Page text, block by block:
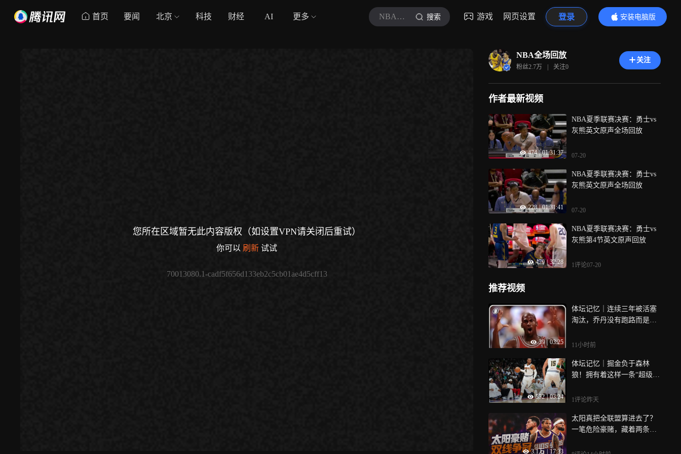
首页 要闻 北京 科技 财经 AI 更多 NBA全场回放 搜索 游戏 网页设置 登录
安装电脑版
内容更精彩
您所在区域暂无此内容版权（如设置VPN请关闭后重试）
你可以 刷新 试试
70013080.1-cadf5f656d133eb2c5cb01ae4d5cff13
NBA全场回放
粉丝2.7万 | 关注0
关注
作者最新视频
474 | 01:31:37
NBA夏季联赛决赛：勇士vs
灰熊英文原声全场回放
07-20
228 | 01:31:41
NBA夏季联赛决赛：勇士vs
灰熊英文原声全场回放
07-20
479 | 32:28
NBA夏季联赛决赛：勇士vs
灰熊第4节英文原声回放
1评论07-20
推荐视频
39 | 03:25
体坛记忆｜连续三年被活塞
淘汰，乔丹没有跑路而是通
一起变强，从而翻过活塞这
11小时前
552 | 03:24
体坛记忆｜掘金负于森林
狼！拥有着这样一条“超级板
1评论昨天
3.1万 17:33
太阳真把全联盟算进去了？
一笔危险豪赌，藏着两条争